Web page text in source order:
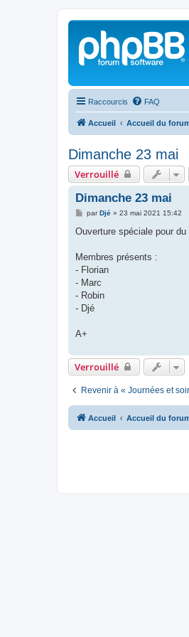
Raccourcis FAQ
Accueil Accueil du
Dimanche 23 mai
Verrouillé
Dimanche 23 mai
M
s
g
parDjé» 23 mai 2021 15:42
Ouverture spéciale pour du
Membres présents :
- Florian
- Marc
- Robin
- Djé
A+
Verrouillé
Revenir à « Journées et
Accueil Accueil du